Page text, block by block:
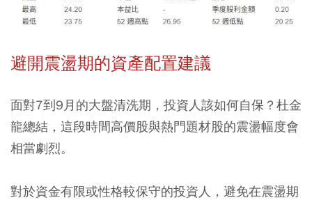
避開震盪期的資產配置建議
面對7到9月的大盤清洗期，投資人該如何自保？杜金
龍總結，這段時間高價股與熱門題材股的震盪幅度會
相當劇烈。
對於資金有限或性格較保守的投資人，避免在震盪期